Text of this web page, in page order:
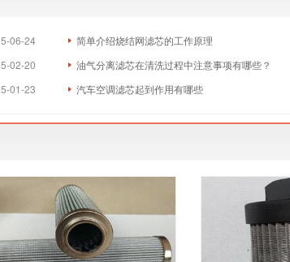
06-24
简单介绍烧结网滤芯的工作原理
02-20
油气分离滤芯在清洗过程中注意事项有哪些？
01-23
汽车空调滤芯起到作用有哪些